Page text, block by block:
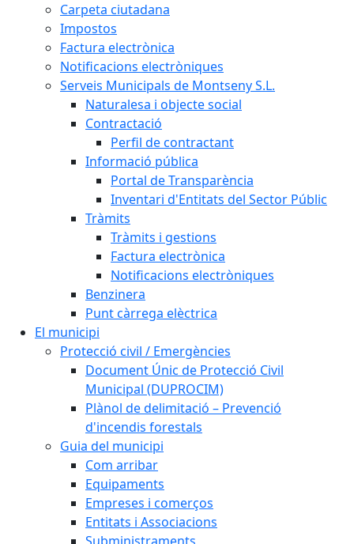
Carpeta ciutadana
Impostos
Factura electrònica
Notificacions electròniques
Serveis Municipals de Montseny S.L.
Naturalesa i objecte social
Contractació
Perfil de contractant
Informació pública
Portal de Transparència
Inventari d'Entitats del Sector Públic
Tràmits
Tràmits i gestions
Factura electrònica
Notificacions electròniques
Benzinera
Punt càrrega elèctrica
El municipi
Protecció civil / Emergències
Document Únic de Protecció Civil
Municipal (DUPROCIM)
Plànol de delimitació – Prevenció
d'incendis forestals
Guia del municipi
Com arribar
Equipaments
Empreses i comerços
Entitats i Associacions